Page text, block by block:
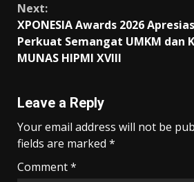
Next:
XPONESIA Awards 2026
Perkuat Semangat UMKM dan
MUNAS HIPMI XVIII
Leave a Reply
Your email address will not be
fields are marked *
Comment*